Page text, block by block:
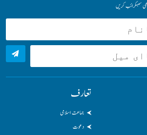
سبسکرائب کریں
تعارف
جماعت اسلامی
دعوت